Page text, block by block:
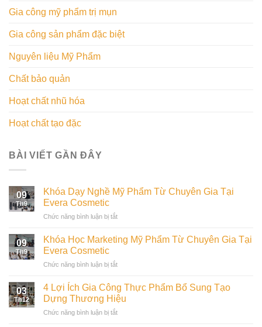
Gia công mỹ phẩm trị mụn
Gia công sản phẩm đặc biệt
Nguyên liệu Mỹ Phẩm
Chất bảo quản
Hoạt chất nhũ hóa
Hoạt chất tạo đặc
BÀI VIẾT GẦN ĐÂY
09
Th9
Khóa Dạy Nghề Mỹ Phẩm Từ Chuyên Gia Tại
Evera Cosmetic
Chức năng bình luận bị tắtở
Nghề
Phẩm
Chuyên
Gia
Tại
Evera
09
Th9
Khóa Học Marketing Mỹ Phẩm Từ Chuyên Gia Tại
Evera Cosmetic
Chức năng bình luận bị tắtở
Học
Marketing
Mỹ
Phẩm
03
Th12
4 Lợi Ích Gia Công Thực Phẩm Bổ Sung Tạo
Dựng Thương Hiệu
Chức năng bình luận bị tắtở